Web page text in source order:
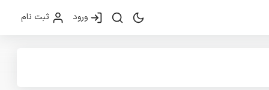
ورود ثبت نام